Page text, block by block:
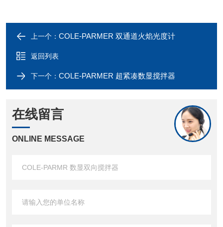
上一个： COLE-PARMER 双通道火焰光度计
返回列表
下一个： COLE-PARMER 超紧凑数显搅拌器
在线留言
ONLINE MESSAGE